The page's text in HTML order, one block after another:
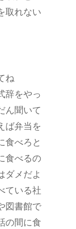
取れない
ね
辞をやっ
ん聞いて
ば弁当を
食べろと
食べるの
ダメだよ
ている社
図書館で
の間に食